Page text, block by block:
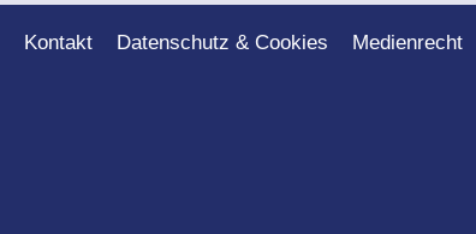
Kontakt Datenschutz & Cookies Medienrecht